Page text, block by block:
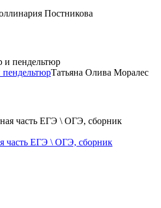
Постникова
Татьяна Олива Моралес
часть ЕГЭ \ ОГЭ, сборник